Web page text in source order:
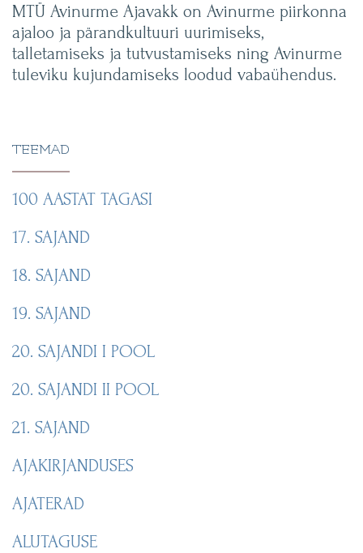
MTÜ Avinurme Ajavakk on Avinurme piirkonna
ajaloo ja pärandkultuuri uurimiseks,
talletamiseks ja tutvustamiseks ning Avinurme
tuleviku kujundamiseks loodud vabaühendus.
TEEMAD
100 AASTAT TAGASI
17. SAJAND
18. SAJAND
19. SAJAND
20. SAJANDI I POOL
20. SAJANDI II POOL
21. SAJAND
AJAKIRJANDUSES
AJATERAD
ALUTAGUSE